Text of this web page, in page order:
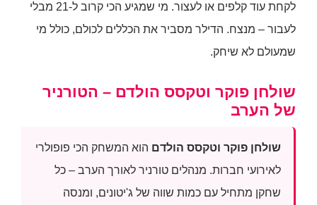
לקחת עוד קלפים או לעצור. מי שמגיע הכי קרוב ל-21 מבלי
לעבור – מנצח. הדילר מסביר את הכללים לכולם, כולל מי
שמעולם לא שיחק.
שולחן פוקר וטקסס הולדם – הטורניר
של הערב
שולחן פוקר וטקסס הולדם הוא המשחק הכי פופולרי
לאירועי חברות. מנהלים טורניר לאורך הערב – כל
שחקן מתחיל עם כמות שווה של ג'יטונים, ומנסה